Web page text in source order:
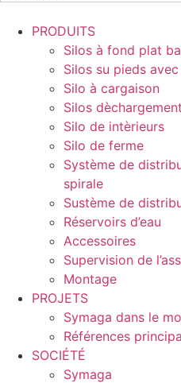
PRODUITS
Silos à fond plat
Silos su pieds
Silo à cargaison
Silos
Silo de intèrieurs
Silo de ferme
Système de
spirale
Sustème de
Réservoirs d’eau
Accessoires
Supervision de
Montage
PROJETS
Symaga dans le
Références
SOCIÉTÉ
Symaga